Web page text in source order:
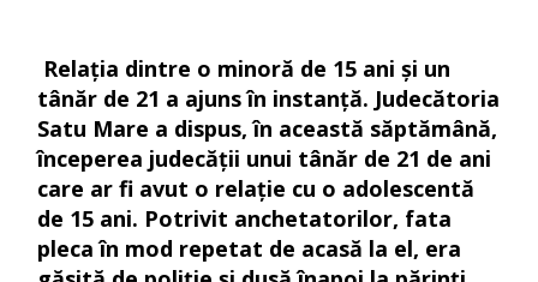
Relația dintre o minoră de 15 ani și un
tânăr de 21 a ajuns în instanță. Judecătoria
Satu Mare a dispus, în această săptămână,
începerea judecății unui tânăr de 21 de ani
care ar fi avut o relație cu o adolescentă
de 15 ani. Potrivit anchetatorilor, fata
pleca în mod repetat de acasă la el, era